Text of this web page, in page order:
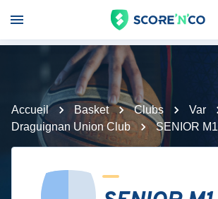
Accueil Basket Clubs
Var
Draguignan Union Club
SENIOR M1